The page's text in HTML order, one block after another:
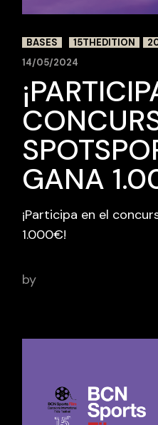
BASES 15THEDITION
14/05/2024
GANA
¡Participa en el
1.000€!
by